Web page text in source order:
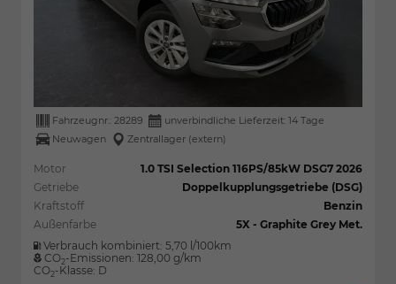
Fahrzeugnr.: 28289 unverbindliche Lieferzeit: 14 Tage
Neuwagen
Zentrallager (extern)
Motor
1.0 TSI Selection 116PS/85kW DSG7 2026
Getriebe
Doppelkupplungsgetriebe (DSG)
Kraftstoff
Benzin
Außenfarbe
5X - Graphite Grey Met.
Verbrauch kombiniert: 5,70 l/100km
CO2-Emissionen: 128,00 g/km
CO2-Klasse: D